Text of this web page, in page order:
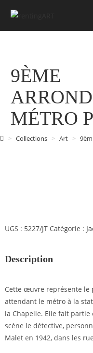
9ÈME
MÉTRO
> Collections > Art >
UGS : 5227/JT Catégorie :
Description
Cette œuvre représente le
attendant le métro à la
la Chapelle. Elle fait partie
scène le détective,
Malet en 1942, dans les